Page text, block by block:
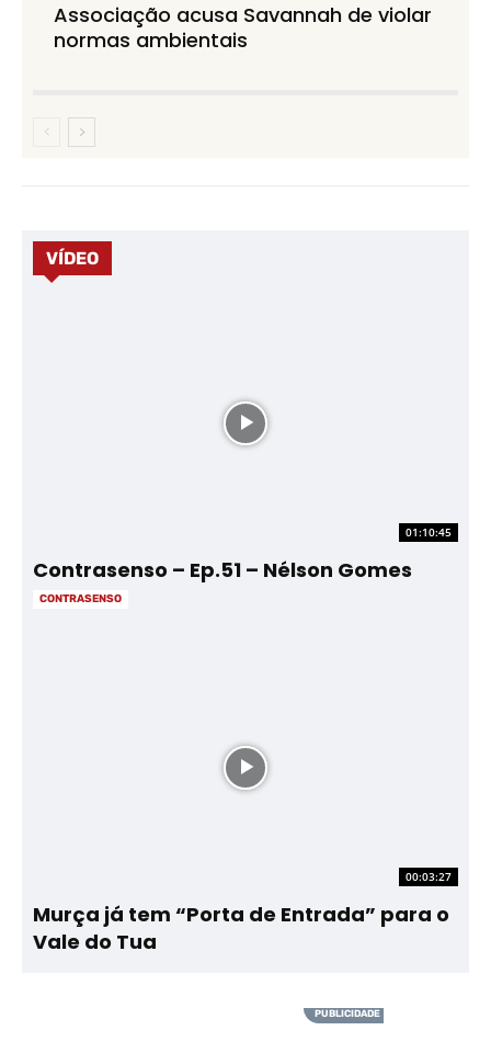
Associação acusa Savannah de violar
normas ambientais
VÍDEO
01:10:45
Contrasenso – Ep.51 – Nélson Gomes
CONTRASENSO
00:03:27
Murça já tem “Porta de Entrada” para o
Vale do Tua